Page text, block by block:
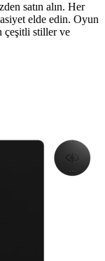
satın alın. Her
elde edin. Oyun
çeşitli stiller ve